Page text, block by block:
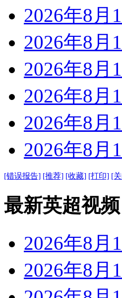
2026年8月
2026年8月
2026年8月
2026年8月
2026年8月
2026年8月
[错误报告] [推荐] [收藏] [打印] [
最新英超视频
2026年8月
2026年8月